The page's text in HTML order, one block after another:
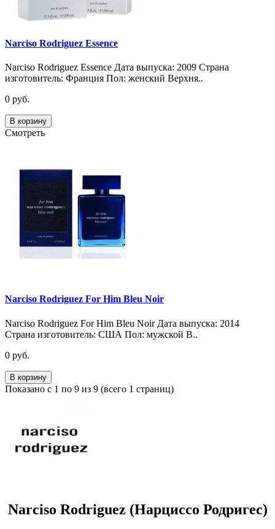
Narciso Rodriguez Essence
Narciso Rodriguez Essence Дата выпуска: 2009 Страна
изготовитель: Франция Пол: женский Верхня..
0 руб.
В корзину
Смотреть
Narciso Rodriguez For Him Bleu Noir
Narciso Rodriguez For Him Bleu Noir Дата выпуска: 2014
Страна изготовитель: США Пол: мужской В..
0 руб.
В корзину
Показано с 1 по 9 из 9 (всего 1 страниц)
Narciso Rodriguez (Нарциссо Родригес)